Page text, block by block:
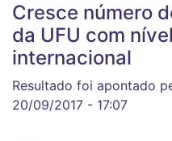
Cresce número
da UFU com
internacional
Resultado foi apontado
20/09/2017 - 17:07